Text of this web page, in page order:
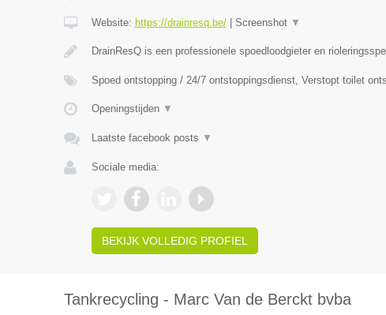
Website: https://drainresq.be/| Screenshot ▼
DrainResQ is een professionele spoedloodgieter en
Spoed ontstopping / 24/7 ontstoppingsdienst, Verstopt toilet
Openingstijden ▼
Laatste facebook posts ▼
Sociale media:
BEKIJK VOLLEDIG PROFIEL
Tankrecycling - Marc Van de Berckt bvba